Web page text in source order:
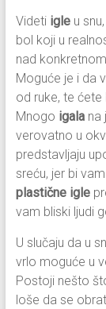
Videti igle u
bol koji u
nad
Moguće je i da
od ruke, te ćete
Mnogo igala na
verovatno u
predstavljaju
sreću, jer bi
plastične igle
vam bliski ljudi
U slučaju da u
vrlo moguće u
Postoji nešto
loše da se